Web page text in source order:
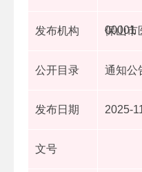
00001
发布机构 保山市
公开目录 通知公
发布日期 2025-
文号